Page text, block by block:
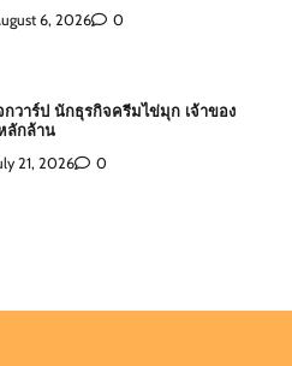
21, 2026 0
จกวาร์ป Top 10 Mister
2025
6, 2026
6, 2026 0